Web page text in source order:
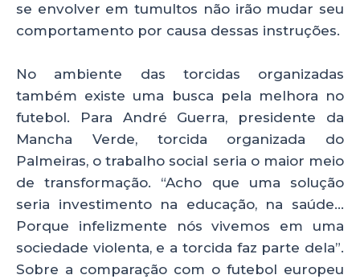
se envolver em tumultos não irão mudar seu
comportamento por causa dessas instruções.
No ambiente das torcidas organizadas
também existe uma busca pela melhora no
futebol. Para André Guerra, presidente da
Mancha Verde, torcida organizada do
Palmeiras, o trabalho social seria o maior meio
de transformação. “Acho que uma solução
seria investimento na educação, na saúde…
Porque infelizmente nós vivemos em uma
sociedade violenta, e a torcida faz parte dela”.
Sobre a comparação com o futebol europeu